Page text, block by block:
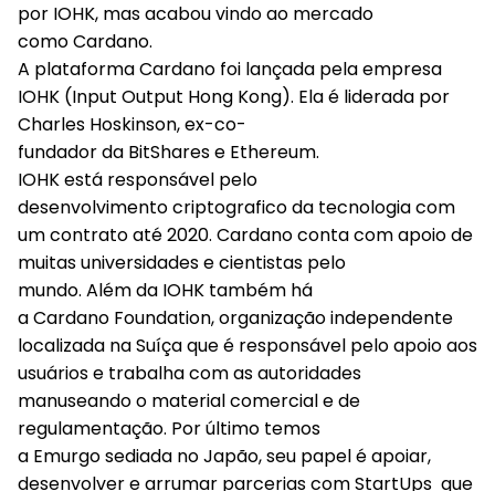
por IOHK, mas acabou vindo ao mercado
como Cardano.
A plataforma Cardano foi lançada pela empresa
IOHK (Input Output Hong Kong). Ela é liderada por
Charles Hoskinson, ex-co-
fundador da BitShares e Ethereum.
IOHK está responsável pelo
desenvolvimento criptografico da tecnologia com
um contrato até 2020. Cardano conta com apoio de
muitas universidades e cientistas pelo
mundo. Além da IOHK também há
a Cardano Foundation, organização independente
localizada na Suíça que é responsável pelo apoio aos
usuários e trabalha com as autoridades
manuseando o material comercial e de
regulamentação. Por último temos
a Emurgo sediada no Japão, seu papel é apoiar,
desenvolver e arrumar parcerias com StartUps que